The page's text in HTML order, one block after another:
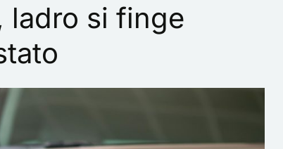
ladro si finge